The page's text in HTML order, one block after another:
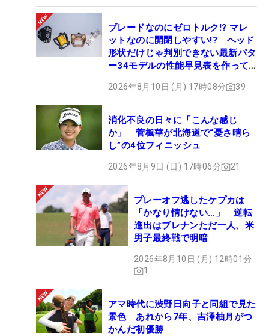
ブレードなのにゼロトルク!? マレ
ットなのに開閉しやすい!? ヘッド
形状だけじゃ判別できない最新パタ
ー34モデルの性能早見表を作って
2026年8月10日 (月) 17時08分 39
消化不良の日々に「こんな感じ
か」 菅楓華が北海道で“憂さ晴ら
し”の4位フィニッシュ
2026年8月9日 (日) 17時06分 21
プレーオフ逃したケプカは
「かなり情けない…」 逆転
進出はブレナンただ一人、米
男子最終戦で明暗
2026年8月10日 (月) 12時01分
1
アマ時代に渋野日向子と同組で見た
景色 あれから7年、吉澤柚月がつ
かんだ初優勝